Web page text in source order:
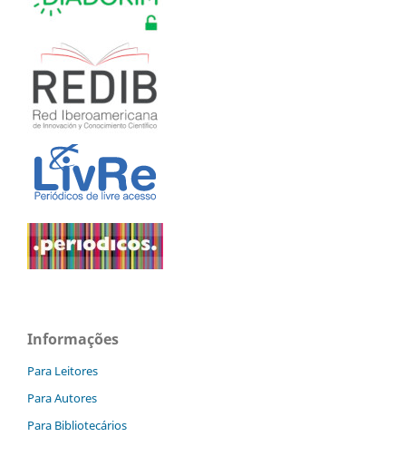
Informações
Para Leitores
Para Autores
Para Bibliotecários